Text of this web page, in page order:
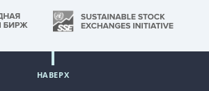
НАВЕРХ